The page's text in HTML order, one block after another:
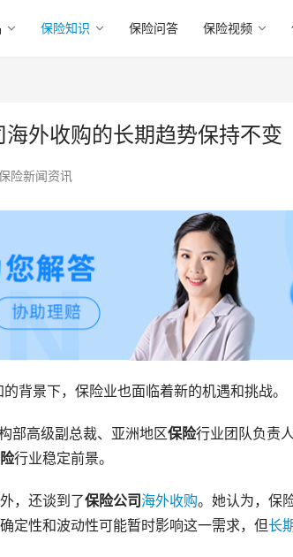
保险知识 保险问答 保险视频
外收购的长期趋势保持不变
险新闻资讯
背景下，保险业也面临着新的机遇和挑战。
部高级副总裁、亚洲地区保险行业团队负责
行业稳定前景。
，还谈到了保险公司海外收购。她认为，保
定性和波动性可能暂时影响这一需求，但长